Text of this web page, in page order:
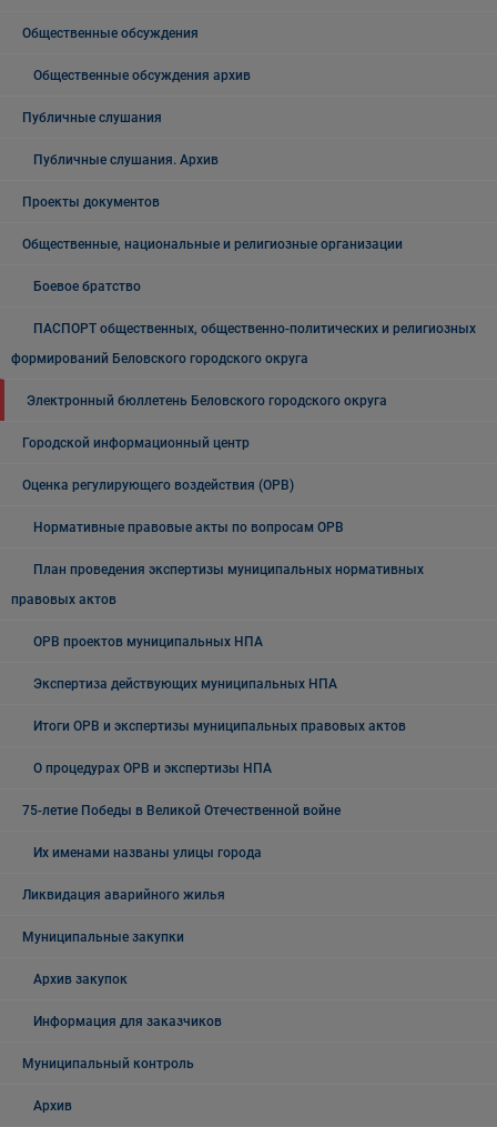
Общественные обсуждения
Общественные обсуждения архив
Публичные слушания
Публичные слушания. Архив
Проекты документов
Общественные, национальные и религиозные организации
Боевое братство
ПАСПОРТ общественных, общественно-политических и религиозных
формирований Беловского городского округа
Электронный бюллетень Беловского городского округа
Городской информационный центр
Оценка регулирующего воздействия (ОРВ)
Нормативные правовые акты по вопросам ОРВ
План проведения экспертизы муниципальных нормативных
правовых актов
ОРВ проектов муниципальных НПА
Экспертиза действующих муниципальных НПА
Итоги ОРВ и экспертизы муниципальных правовых актов
О процедурах ОРВ и экспертизы НПА
75-летие Победы в Великой Отечественной войне
Их именами названы улицы города
Ликвидация аварийного жилья
Муниципальные закупки
Архив закупок
Информация для заказчиков
Муниципальный контроль
Архив